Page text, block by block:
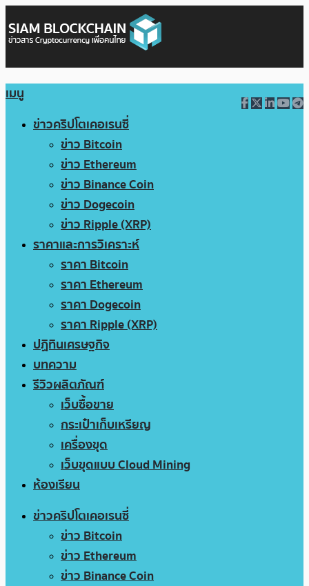
เมนู
ข่าวคริปโตเคอเรนซี่
ข่าว Bitcoin
ข่าว Ethereum
ข่าว Binance Coin
ข่าว Dogecoin
ข่าว Ripple (XRP)
ราคาและการวิเคราะห์
ราคา Bitcoin
ราคา Ethereum
ราคา Dogecoin
ราคา Ripple (XRP)
ปฏิทินเศรษฐกิจ
บทความ
รีวิวผลิตภัณฑ์
เว็บซื้อขาย
กระเป๋าเก็บเหรียญ
เครื่องขุด
เว็บขุดแบบ Cloud Mining
ห้องเรียน
ข่าวคริปโตเคอเรนซี่
ข่าว Bitcoin
ข่าว Ethereum
ข่าว Binance Coin